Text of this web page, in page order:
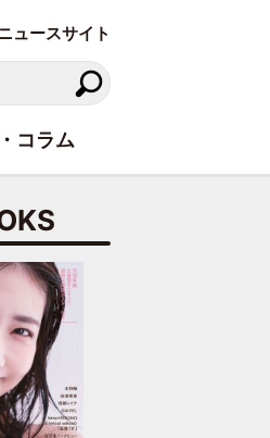
ュースサイト
コラム